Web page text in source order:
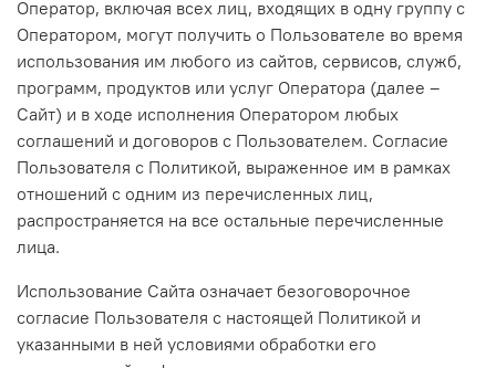
Оператор, включая всех лиц, входящих в одну группу с
Оператором, могут получить о Пользователе во время
использования им любого из сайтов, сервисов, служб,
программ, продуктов или услуг Оператора (далее –
Сайт) и в ходе исполнения Оператором любых
соглашений и договоров с Пользователем. Согласие
Пользователя с Политикой, выраженное им в рамках
отношений с одним из перечисленных лиц,
распространяется на все остальные перечисленные
лица.
Использование Сайта означает безоговорочное
согласие Пользователя с настоящей Политикой и
указанными в ней условиями обработки его